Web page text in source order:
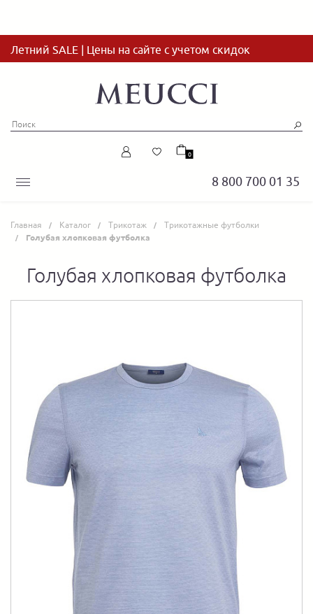
Летний SALE | Цены на сайте с учетом скидок
8 800 700 01 35
0
Главная Каталог Трикотаж Трикотажные футболки
Голубая хлопковая футболка
Голубая хлопковая футболка